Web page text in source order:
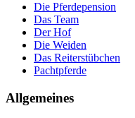
Die Pferdepension
Das Team
Der Hof
Die Weiden
Das Reiterstübchen
Pachtpferde
Allgemeines